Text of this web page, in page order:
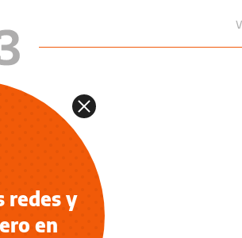
redes y
en